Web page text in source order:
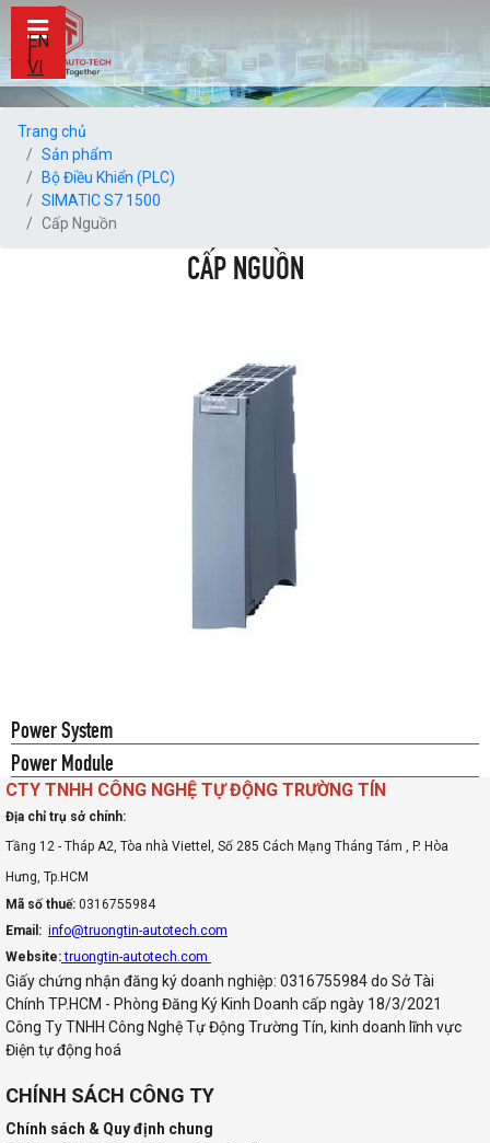
EN
VI
Trang chủ
Sản phẩm
Bộ Điều Khiển (PLC)
SIMATIC S7 1500
Cấp Nguồn
CẤP NGUỒN
Power System
Power Module
CTY TNHH CÔNG NGHỆ TỰ ĐỘNG TRƯỜNG TÍN
Địa chỉ trụ sở chính:
Tầng 12 - Tháp A2, Tòa nhà Viettel, Số 285 Cách Mạng Tháng Tám , P. Hòa
Hưng, Tp.HCM
Mã số thuế: 0316755984
Email: info@truongtin-autotech.com
Website:truongtin-autotech.com
Giấy chứng nhận đăng ký doanh nghiệp: 0316755984 do Sở Tài
Chính TP.HCM - Phòng Đăng Ký Kinh Doanh cấp ngày 18/3/2021
Công Ty TNHH Công Nghệ Tự Động Trường Tín, kinh doanh lĩnh vực
Điện tự động hoá
CHÍNH SÁCH CÔNG TY
Chính sách & Quy định chung